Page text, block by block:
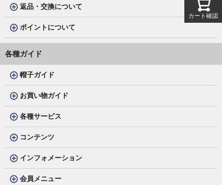
返品・交換について
ポイントについて
各種ガイド
帽子ガイド
お買い物ガイド
各種サービス
コンテンツ
インフォメーション
会員メニュー
カート確認